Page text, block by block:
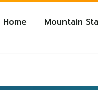
Home Mountain